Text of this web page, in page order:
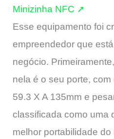
Minizinha NFC ➚
Esse equipamento foi
empreendedor que
negócio.
nela é o seu porte,
59.3 X A 135mm e
classificada como uma
melhor portabilidade do